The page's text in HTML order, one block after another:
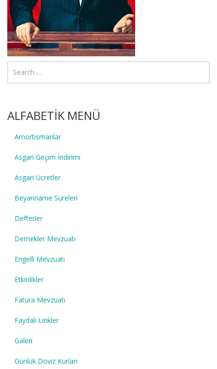
ALFABETİK MENÜ
Amortismanlar
Asgari Geçim İndirimi
Asgari Ücretler
Beyanname Süreleri
Defterler
Dernekler Mevzuatı
Engelli Mevzuatı
Etkinlikler
Fatura Mevzuatı
Faydalı Linkler
Galeri
Günlük Döviz Kurları